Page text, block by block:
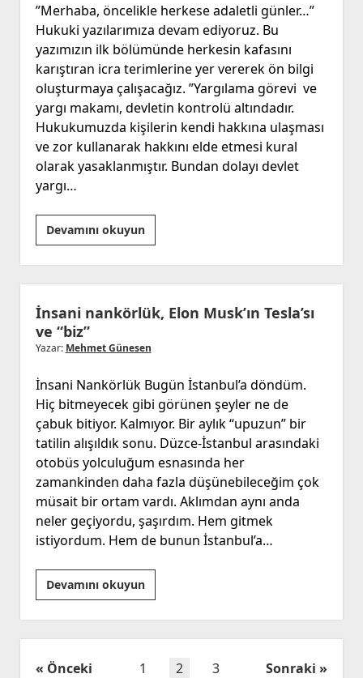
”Merhaba, öncelikle herkese adaletli günler…”
Hukuki yazılarımıza devam ediyoruz. Bu
yazımızın ilk bölümünde herkesin kafasını
karıştıran icra terimlerine yer vererek ön bilgi
oluşturmaya çalışacağız. ”Yargılama görevi ve
yargı makamı, devletin kontrolü altındadır.
Hukukumuzda kişilerin kendi hakkına ulaşması
ve zor kullanarak hakkını elde etmesi kural
olarak yasaklanmıştır. Bundan dolayı devlet
yargı…
Devamını okuyunİcra
Hukukuna
İlişkin
Temel
Bilgiler
İnsani nankörlük, Elon Musk’ın Tesla’sı
ve “biz”
Yazar: Mehmet Günesen
İnsani Nankörlük Bugün İstanbul’a döndüm.
Hiç bitmeyecek gibi görünen şeyler ne de
çabuk bitiyor. Kalmıyor. Bir aylık “upuzun” bir
tatilin alışıldık sonu. Düzce-İstanbul arasındaki
otobüs yolculuğum esnasında her
zamankinden daha fazla düşünebileceğim çok
müsait bir ortam vardı. Aklımdan aynı anda
neler geçiyordu, şaşırdım. Hem gitmek
istiyordum. Hem de bunun İstanbul’a…
Devamını okuyunİnsani
nankörlük,
Elon
Musk’ın
Tesla’sı
YazıÖnceki 1 2 3 Sonraki